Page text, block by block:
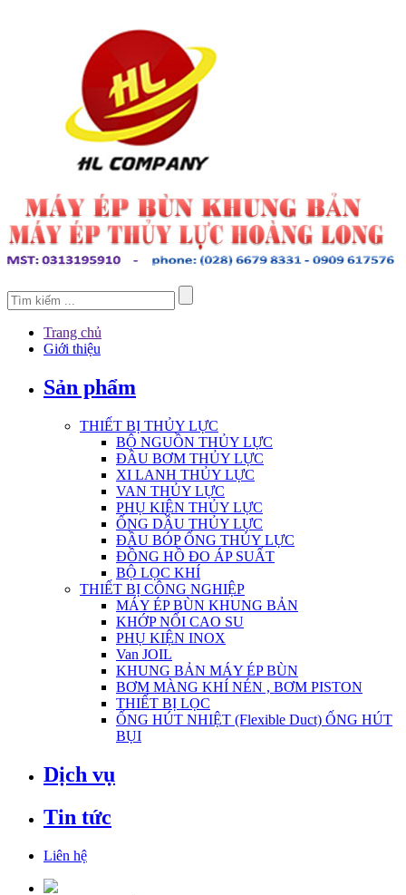
Trang chủ
Giới thiệu
Sản phẩm
THIẾT BỊ THỦY LỰC
BỘ NGUỒN THỦY LỰC
ĐẦU BƠM THỦY LỰC
XI LANH THỦY LỰC
VAN THỦY LỰC
PHỤ KIỆN THỦY LỰC
ỐNG DẦU THỦY LỰC
ĐẦU BÓP ỐNG THỦY LỰC
ĐỒNG HỒ ĐO ÁP SUẤT
BỘ LỌC KHÍ
THIẾT BỊ CÔNG NGHIỆP
MÁY ÉP BÙN KHUNG BẢN
KHỚP NỐI CAO SU
PHỤ KIỆN INOX
Van JOIL
KHUNG BẢN MÁY ÉP BÙN
BƠM MÀNG KHÍ NÉN , BƠM PISTON
THIẾT BỊ LỌC
ỐNG HÚT NHIỆT (Flexible Duct) ỐNG HÚT
BỤI
Dịch vụ
Tin tức
Liên hệ